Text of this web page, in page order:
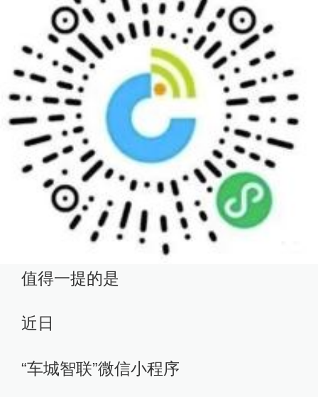
值得一提的是
近日
“车城智联”微信小程序